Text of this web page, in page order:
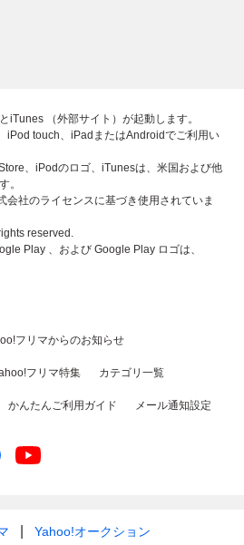
iTunes （外部サイト）が起動します。
iPod touch、iPadまたはAndroidでご利用い
、iPodのロゴ、iTunesは、米国および他
。
会社のライセンスに基づき使用されていま
reserved.
Play 、および Google Play ロゴは、
フリマからのお知らせ
フリマ特集 カテゴリ一覧
かんたんご利用ガイド メール通知設定
Yahoo!オークション